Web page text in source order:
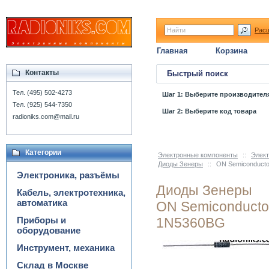
Быстрый поиск
Шаг 1: Выберите
Шаг 2: Выберите код товара
Электронные компоненты ::
Диоды Зенеры
:: ON
Диоды Зенеры
ON
1N5360BG
Контакты
Тел. (495) 502-4273
Тел. (925) 544-7350
radioniks.com@mail.ru
Категории
Электроника, разъёмы
Кабель, электротехника,
автоматика
Приборы и
оборудование
Инструмент, механика
Склад в Москве
Главная Корзина